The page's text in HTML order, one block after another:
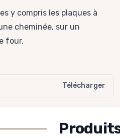
y compris les plaques à
cheminée, sur un
four.
Télécharger